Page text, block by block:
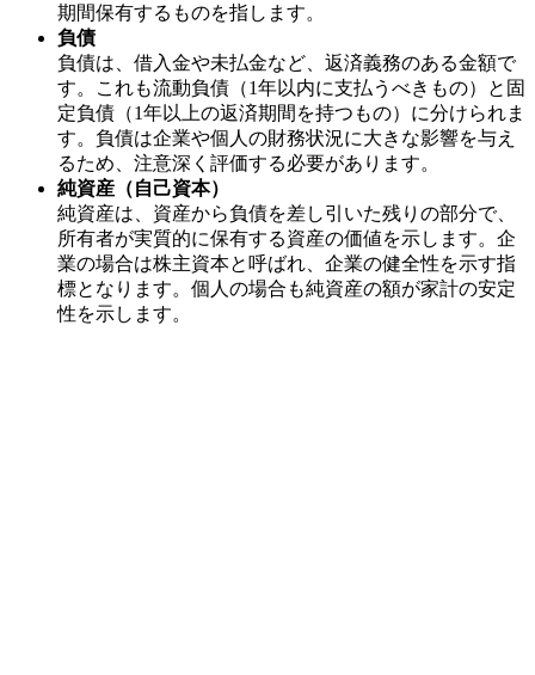
期間保有するものを指します。
負債
負債は、借入金や未払金など、返済義務のある金額で
す。これも流動負債（1年以内に支払うべきもの）と固
定負債（1年以上の返済期間を持つもの）に分けられま
す。負債は企業や個人の財務状況に大きな影響を与え
るため、注意深く評価する必要があります。
純資産（自己資本）
純資産は、資産から負債を差し引いた残りの部分で、
所有者が実質的に保有する資産の価値を示します。企
業の場合は株主資本と呼ばれ、企業の健全性を示す指
標となります。個人の場合も純資産の額が家計の安定
性を示します。